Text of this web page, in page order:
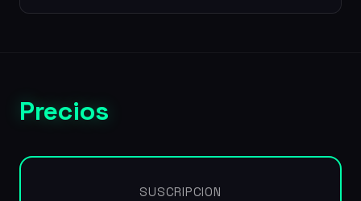
Precios
SUSCRIPCION